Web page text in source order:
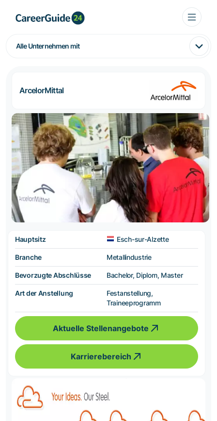
Alle Unternehmen mit
ArcelorMittal
Hauptsitz Esch-sur-Alzette
Branche Metallindustrie
Bevorzugte Abschlüsse Bachelor, Diplom, Master
Art der Anstellung
Festanstellung,
Traineeprogramm
Aktuelle Stellenangebote
Karrierebereich